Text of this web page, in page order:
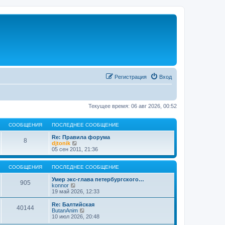
Вход
Регистрация
Текущее время: 06 авг 2026, 00:52
СООБЩЕНИЯ ПОСЛЕДНЕЕ СООБЩЕНИЕ
8
Re: Правила форума
djtonik
е
р
е
й
т
и
п
о
с
л
е
05 сен 2011, 21:36
СООБЩЕНИЯ ПОСЛЕДНЕЕ СООБЩЕНИЕ
905
Умер экс-глава петербургского…
konnor
е
р
е
й
т
19 май 2026, 12:33
40144
Re: Балтийская
ButanAnim
е
10 июл 2026, 20:48